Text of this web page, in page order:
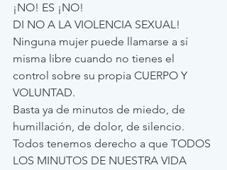
¡NO! ES ¡NO!
DI NO A LA VIOLENCIA SEXUAL!
Ninguna mujer puede llamarse a sí
misma libre cuando no tienes el
control sobre su propia CUERPO Y
VOLUNTAD.
Basta ya de minutos de miedo, de
humillación, de dolor, de silencio.
Todos tenemos derecho a que TODOS
LOS MINUTOS DE NUESTRA VIDA